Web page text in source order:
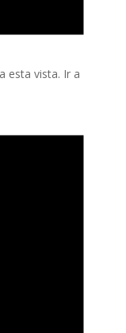
esta vista. Ir a